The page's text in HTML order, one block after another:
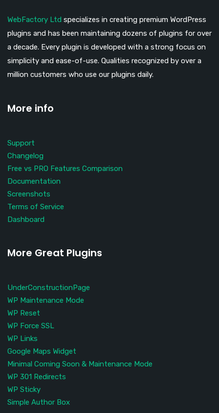
WebFactory Ltd specializes in creating premium WordPress
plugins and has been maintaining dozens of plugins for over
a decade. Every plugin is developed with a strong focus on
simplicity and ease-of-use. Qualities recognized by over a
million customers who use our plugins daily.
More info
Support
Changelog
Free vs PRO Features Comparison
Documentation
Screenshots
Terms of Service
Dashboard
More Great Plugins
UnderConstructionPage
WP Maintenance Mode
WP Reset
WP Force SSL
WP Links
Google Maps Widget
Minimal Coming Soon & Maintenance Mode
WP 301 Redirects
WP Sticky
Simple Author Box